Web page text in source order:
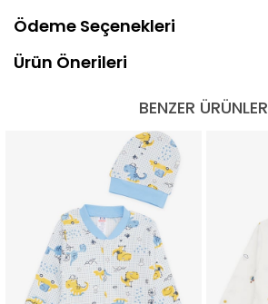
Ödeme Seçenekleri
Ürün Önerileri
BENZER ÜRÜNLER